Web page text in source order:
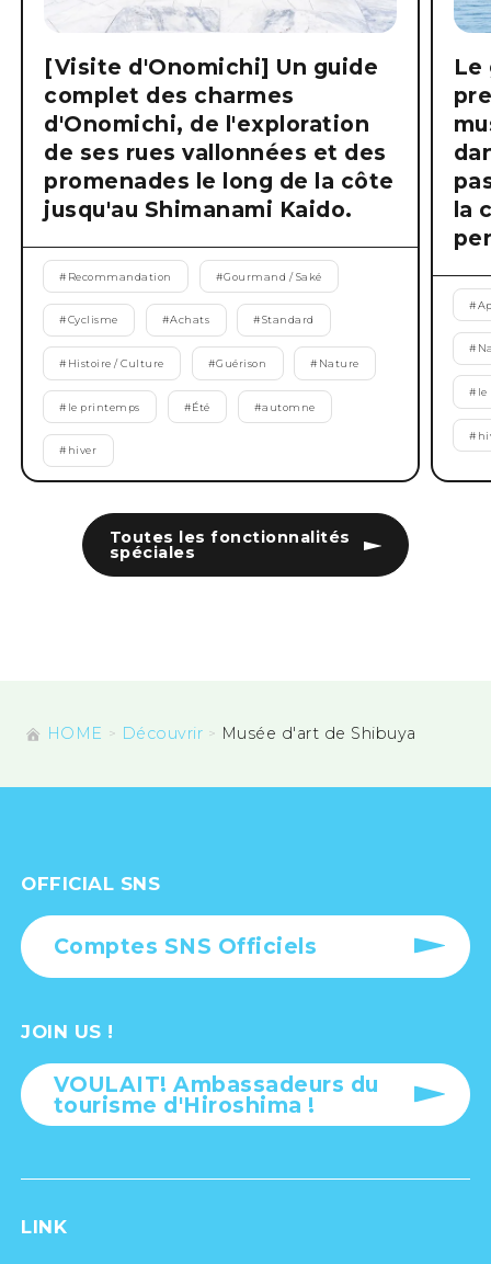
Toutes les fonctionnalités
spéciales
[Visite d'Onomichi] Un guide
complet des charmes
d'Onomichi, de l'exploration
de ses rues vallonnées et des
promenades le long de la côte
jusqu'au Shimanami Kaido.
# Recommandation #Gourmand / Saké
#Cyclisme #Achats #Standard
# Histoire / Culture #Guérison # Nature
# le printemps #Été #automne
# hiver
Le
la
#
#
# le
#
HOME Découvrir Musée d'art de Shibuya
OFFICIAL SNS
Comptes SNS Officiels
JOIN US !
VOULAIT! Ambassadeurs du
tourisme d'Hiroshima !
LINK